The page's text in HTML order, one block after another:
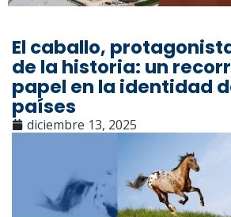
El caballo,
de la historia: un
papel en la identidad
países
diciembre 13, 2025